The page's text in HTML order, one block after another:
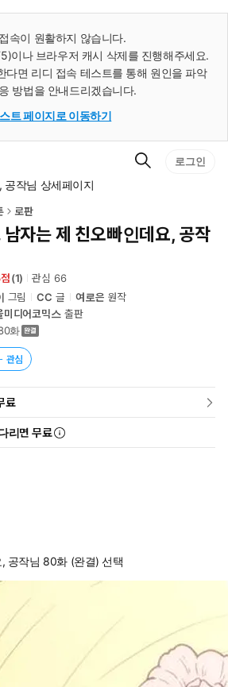
속이 원활하지 않습니다.
이나 브라우저 캐시 삭제를 진행해주세요.
다면 리디 접속 테스트를 통해 원인을 파악
방법을 안내드리겠습니다.
트 페이지로 이동하기
검
로그인
공작님 상세페이지
로판
남자는 제 친오빠인데요, 공작
(1) 관심 66
그림 CC 글 여로은 원작
미디어코믹스출판
화
관심
료
리면 무료
공작님 80화 (완결) 선택